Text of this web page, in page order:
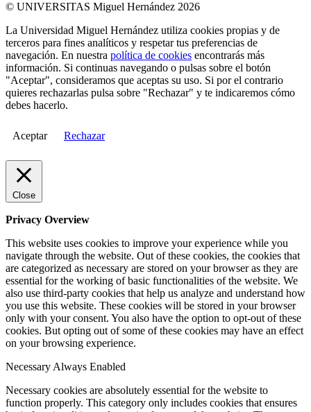
© UNIVERSITAS Miguel Hernández 2026
La Universidad Miguel Hernández utiliza cookies propias y de
terceros para fines analíticos y respetar tus preferencias de
navegación. En nuestra política de cookies encontrarás más
información. Si continuas navegando o pulsas sobre el botón
"Aceptar", consideramos que aceptas su uso. Si por el contrario
quieres rechazarlas pulsa sobre "Rechazar" y te indicaremos cómo
debes hacerlo.
Aceptar Rechazar
Close
Privacy Overview
This website uses cookies to improve your experience while you
navigate through the website. Out of these cookies, the cookies that
are categorized as necessary are stored on your browser as they are
essential for the working of basic functionalities of the website. We
also use third-party cookies that help us analyze and understand how
you use this website. These cookies will be stored in your browser
only with your consent. You also have the option to opt-out of these
cookies. But opting out of some of these cookies may have an effect
on your browsing experience.
Necessary Always Enabled
Necessary cookies are absolutely essential for the website to
function properly. This category only includes cookies that ensures